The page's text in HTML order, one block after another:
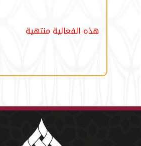
هذه الفعالية منتهية